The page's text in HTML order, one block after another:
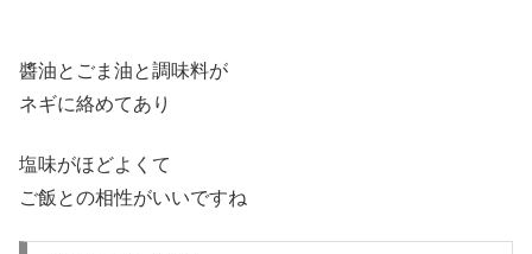
醬油とごま油と調味料が
ネギに絡めてあり
塩味がほどよくて
ご飯との相性がいいですね